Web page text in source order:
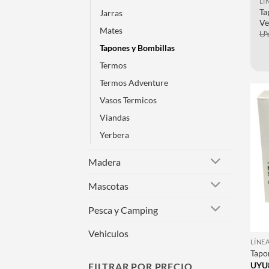
Jarras
Mates
Tapones y Bombillas
Termos
Termos Adventure
Vasos Termicos
Viandas
Yerbera
Madera
Mascotas
Pesca y Camping
Vehiculos
FILTRAR POR PRECIO
UYU